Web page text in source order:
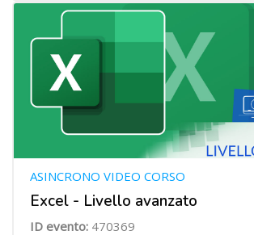
Excel - Livello avanzato
ASINCRONO VIDEO CORSO
ID evento: 470369